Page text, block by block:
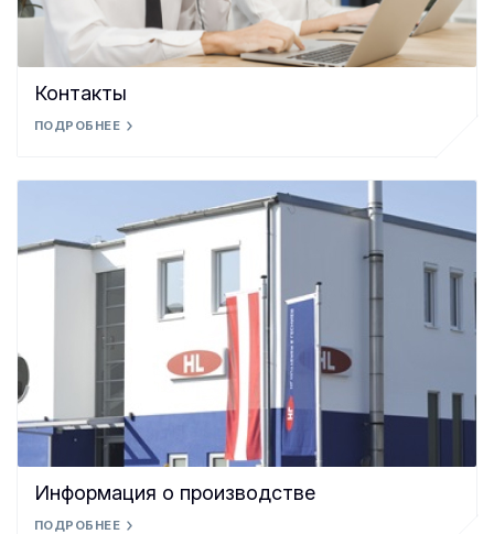
Контакты
ПОДРОБНЕЕ
Информация о производстве
ПОДРОБНЕЕ